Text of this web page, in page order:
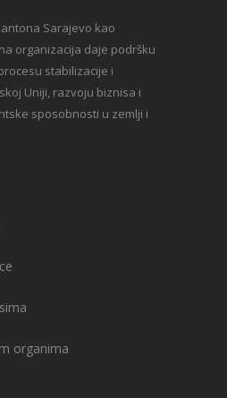
Sarajevo kao
organizacija daje podršku
stabilizacije i
Uniji, razvoju biznisa i
sposobnosti u zemlji i
organima